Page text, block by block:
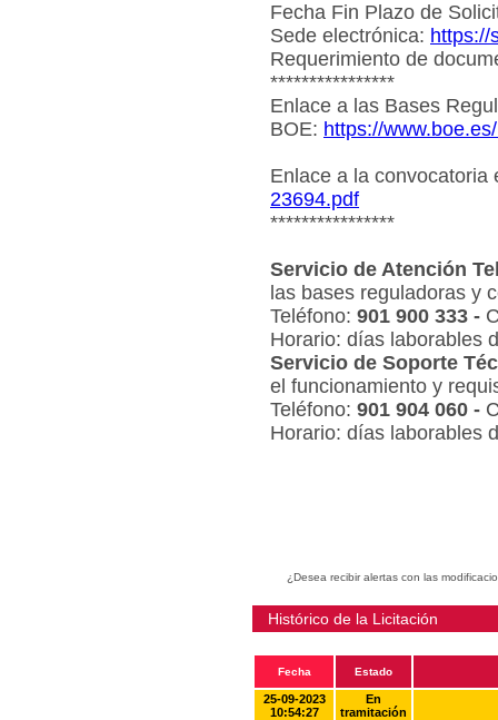
Fecha Fin Plazo de
Sede electrónica: https://
Requerimiento de
****************
Enlace a las Bases
BOE: https://
Enlace a la
23694.pdf
****************
Servicio de Atención
las bases reguladoras y
Teléfono: 901 900 333 -
Horario: días laborables
Servicio de Soporte
el funcionamiento y
Teléfono: 901 904 060 -
Horario: días laborables
¿Desea recibir alertas con las
Histórico de la Licitación
Fecha Estado
25-09-2023
10:54:27
En
tramitación